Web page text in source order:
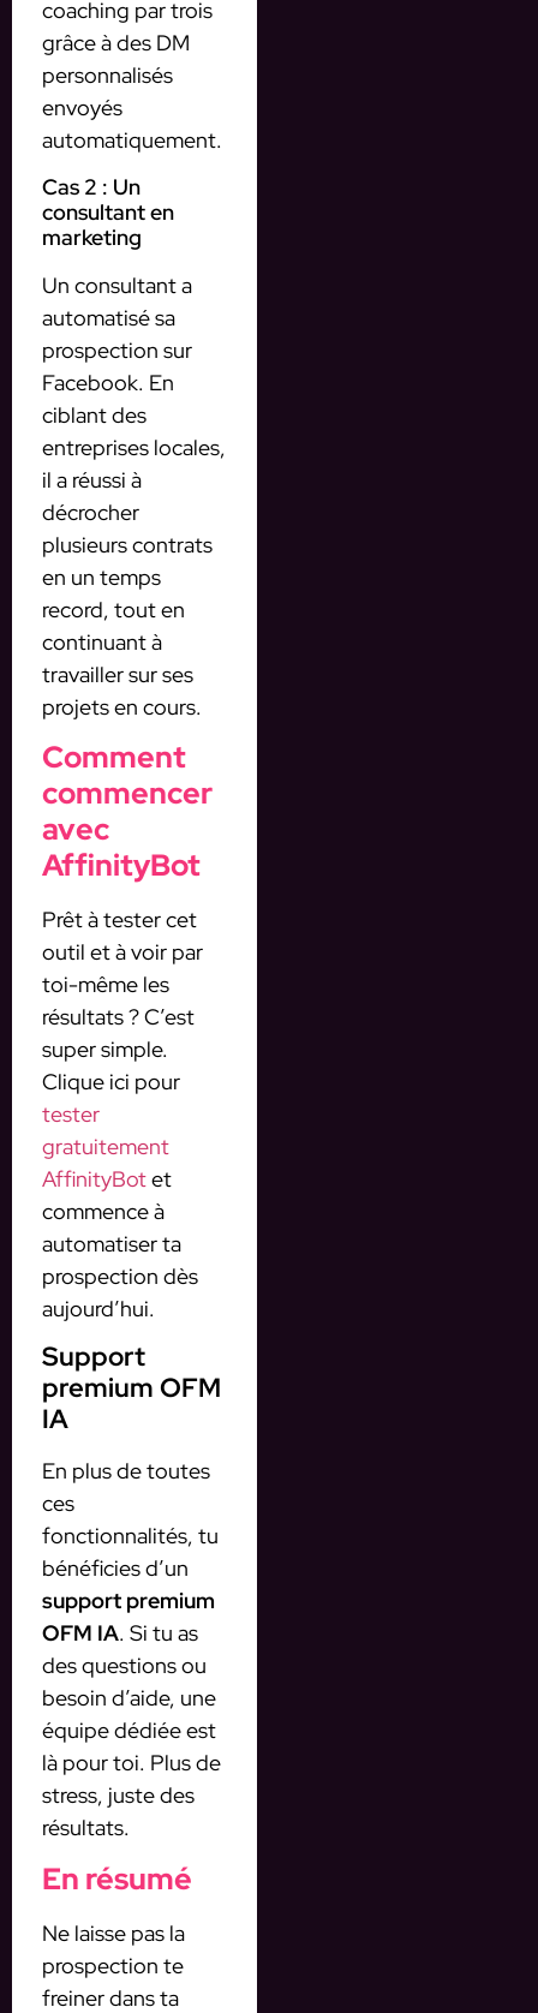
coaching par trois
grâce à des DM
personnalisés
envoyés
automatiquement.
Cas 2 : Un
consultant en
marketing
Un consultant a
automatisé sa
prospection sur
Facebook. En
ciblant des
entreprises locales,
il a réussi à
décrocher
plusieurs contrats
en un temps
record, tout en
continuant à
travailler sur ses
projets en cours.
Comment
commencer
avec
AffinityBot
Prêt à tester cet
outil et à voir par
toi-même les
résultats ? C’est
super simple.
Clique ici pour
tester
gratuitement
AffinityBotet
commence à
automatiser ta
prospection dès
aujourd’hui.
Support
premium OFM
IA
En plus de toutes
ces
fonctionnalités, tu
bénéficies d’un
support premium
OFM IA. Si tu as
des questions ou
besoin d’aide, une
équipe dédiée est
là pour toi. Plus de
stress, juste des
résultats.
En résumé
Ne laisse pas la
prospection te
freiner dans ta